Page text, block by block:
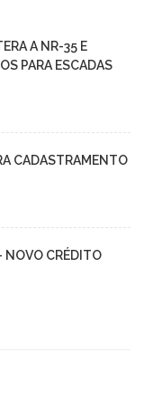
A NR-35 E
PARA ESCADAS
CADASTRAMENTO
NOVO CRÉDITO